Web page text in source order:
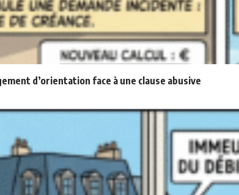
d’orientation face à une clause abusive